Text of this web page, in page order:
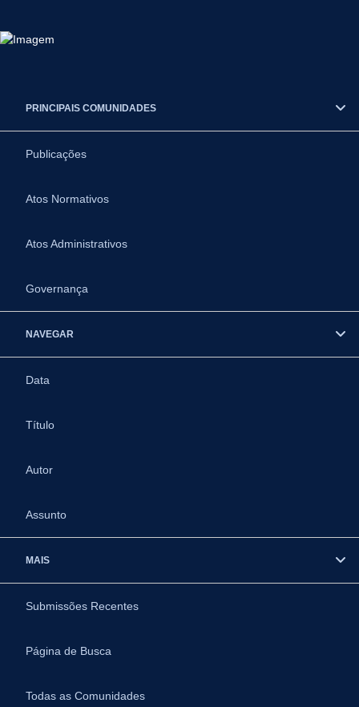
PRINCIPAIS COMUNIDADES
Publicações
Atos Normativos
Atos Administrativos
Governança
NAVEGAR
Data
Título
Autor
Assunto
MAIS
Submissões Recentes
Página de Busca
Todas as Comunidades